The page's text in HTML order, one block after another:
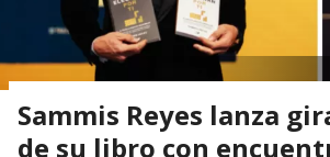
Sammis Reyes lanza
de su libro con